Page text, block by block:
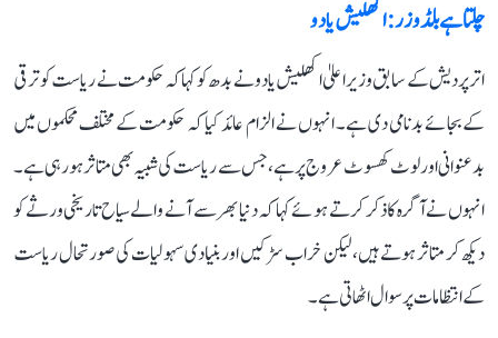
چلتا ہے بلڈوزر: اکھلیش یادو
اتر پردیش کے سابق وزیر اعلیٰ اکھلیش یادو نے بدھ کو کہا کہ حکومت نے ریاست کو ترقی
کے بجائے بدنامی دی ہے۔ انہوں نے الزام عائد کیا کہ حکومت کے مختلف محکموں میں
بدعنوانی اور لوٹ کھسوٹ عروج پر ہے، جس سے ریاست کی شبیہ بھی متاثر ہو رہی ہے۔
انہوں نے آگرہ کا ذکر کرتے ہوئے کہا کہ دنیا بھر سے آنے والے سیاح تاریخی ورثے کو
دیکھ کر متاثر ہوتے ہیں، لیکن خراب سڑکیں اور بنیادی سہولیات کی صورتحال ریاست
کے انتظامات پر سوال اٹھاتی ہے۔